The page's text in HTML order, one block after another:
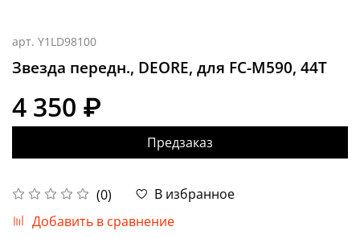
арт. Y1LD98100
Звезда передн., DEORE, для FC-M590, 44T
(0)
В избранное
Добавить в сравнение
4 350 ₽
Предзаказ